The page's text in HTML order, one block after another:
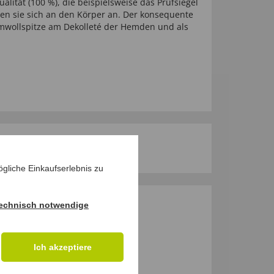
sie sich an den Körper an. Der konsequente
am Dekolleté der Hemden und als
Einkaufserlebnis zu
notwendige
Ich akzeptiere